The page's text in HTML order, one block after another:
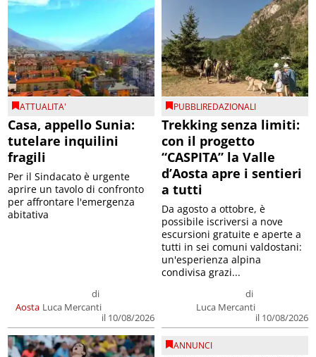
ATTUALITA'
Casa, appello Sunia:
tutelare inquilini
fragili
Aosta
di
Luca Mercanti
il 10/08/2026
Per il Sindacato è urgente
aprire un tavolo di confronto
per affrontare l'emergenza
abitativa
PUBBLIREDAZIONALI
Trekking senza limiti:
con il progetto
“CASPITA” la Valle
d’Aosta apre i sentieri
a tutti
di
Luca Mercanti
il 10/08/2026
Da agosto a ottobre, è
possibile iscriversi a nove
escursioni gratuite e aperte a
tutti in sei comuni valdostani:
un'esperienza alpina
condivisa grazi...
ANNUNCI